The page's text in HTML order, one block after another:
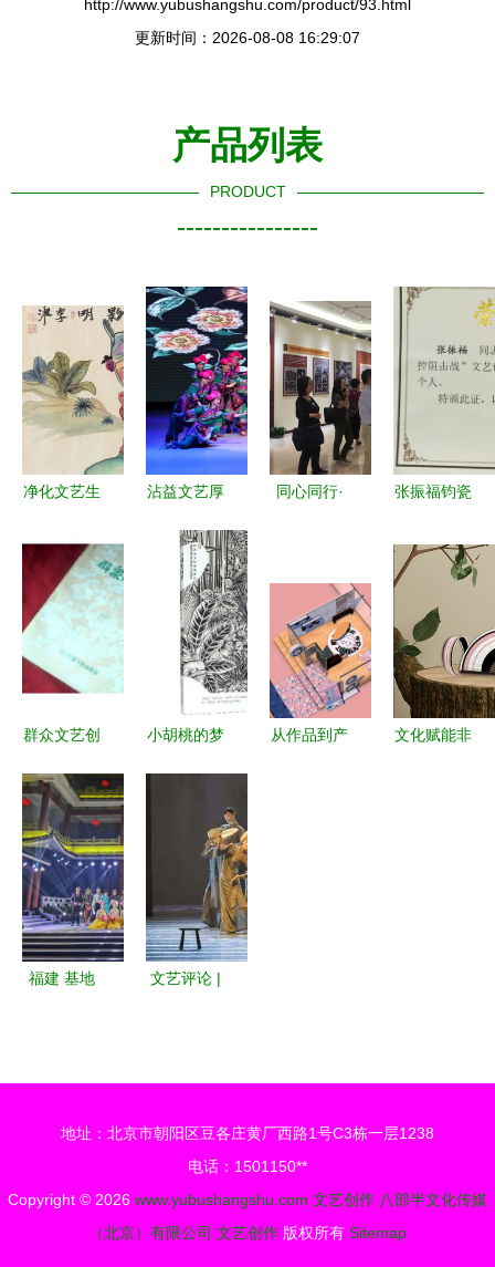
http://www.yubushangshu.com/product/93.html
更新时间：2026-08-08 16:29:07
产品列表
PRODUCT
----------------
净化文艺生
代底色
沾益文艺厚
演赛场载誉
而归 承办
展览展示活
动
同心同行·
战人员赴国
家典籍博物
馆参观“大
道同行”展
览
张振福钧瓷
《最美逆行
者》荣获省
民间文艺家
协会最高奖
群众文艺创
宴 扎根生
活沃土，言
说百姓心声
小胡桃的梦
从作品到产
文化赋能非
福建 基地
文艺评论 |
地址：北京市朝阳区豆各庄黄厂西路1号C3栋一层1238
电话：1501150**
Copyright © 2026 www.yubushangshu.com 文艺创作 八部半文化传媒
（北京）有限公司 文艺创作 版权所有 Sitemap